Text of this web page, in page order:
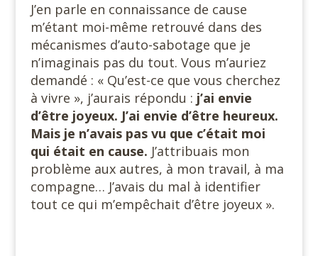
J’en parle en connaissance de cause
m’étant moi-même retrouvé dans des
mécanismes d’auto-sabotage que je
n’imaginais pas du tout. Vous m’auriez
demandé : « Qu’est-ce que vous cherchez
à vivre », j’aurais répondu : j’ai envie
d’être joyeux. J’ai envie d’être heureux.
Mais je n’avais pas vu que c’était moi
qui était en cause. J’attribuais mon
problème aux autres, à mon travail, à ma
compagne… J’avais du mal à identifier
tout ce qui m’empêchait d’être joyeux ».